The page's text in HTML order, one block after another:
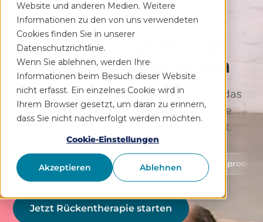
Website und anderen Medien. Weitere
Informationen zu den von uns verwendeten
Cookies finden Sie in unserer
Datenschutzrichtlinie.
Wenn Sie ablehnen, werden Ihre
Informationen beim Besuch dieser Website
nicht erfasst. Ein einzelnes Cookie wird in
Ihrem Browser gesetzt, um daran zu erinnern,
dass Sie nicht nachverfolgt werden möchten.
Cookie-Einstellungen
Akzeptieren Ablehnen
Deine App auf Rezept
bei Rücken­schmerzen
Therapeutisches Training für zu Hause, das
sich flexibel deinem Alltag anpasst. Ohne
lange Wartezeiten, kostenfrei auf Rezept.
Schutz von Gesundheitsdaten Medizinprodukt Klasse 1
Jetzt Rückentherapie starten